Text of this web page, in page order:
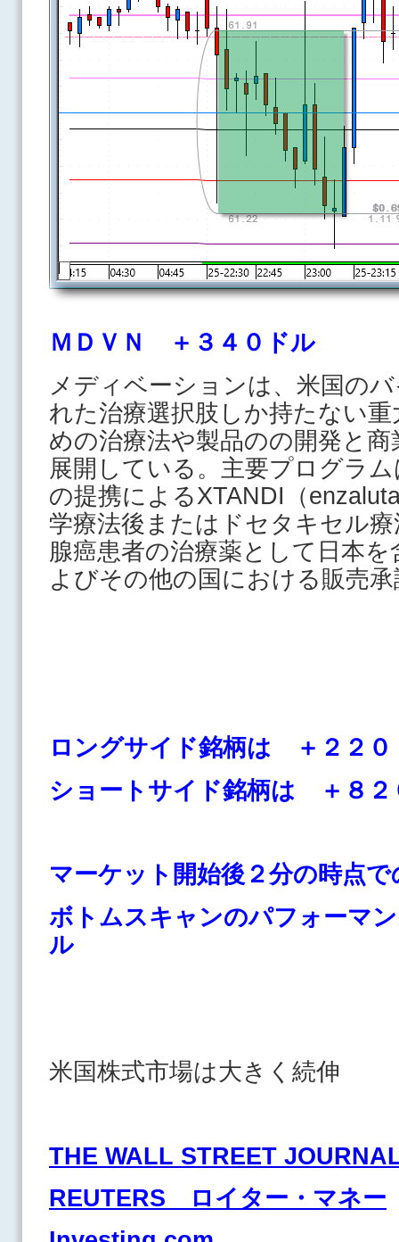
ＭＤＶＮ ＋３４０ドル
メディベーションは、米国の
れた治療選択肢しか持たない
めの治療法や製品のの開発と
展開している。主要プログラ
の提携によるXTANDI（
学療法後またはドセタキセル
腺癌患者の治療薬として日本
よびその他の国における販売
ロングサイド銘柄は ＋２２０
ショートサイド銘柄は ＋８２
マーケット開始後２分の時点で
ボトムスキャンのパフォーマ
ル
米国株式市場は大きく続伸
THE WALL STREET
REUTERS ロイター・マネー